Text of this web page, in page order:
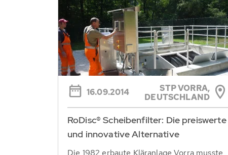
16.09.2014
STP VORRA,
DEUTSCHLAND
RoDisc® Scheibenfilter: Die preiswerte
und innovative Alternative
Die 1982 erbaute Kläranlage Vorra musste